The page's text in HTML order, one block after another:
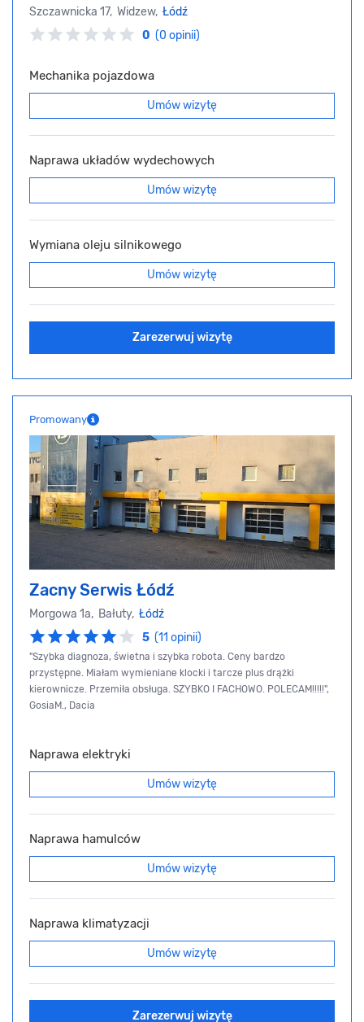
Szczawnicka 17, Widzew, Łódź
0 (0 opinii)
Mechanika pojazdowa
Umów wizytę
Naprawa układów wydechowych
Umów wizytę
Wymiana oleju silnikowego
Umów wizytę
Zarezerwuj wizytę
Promowany
Zacny Serwis Łódź
Morgowa 1a, Bałuty, Łódź
5 (11 opinii)
"Szybka diagnoza, świetna i szybka robota. Ceny bardzo
przystępne. Miałam wymieniane klocki i tarcze plus drążki
kierownicze. Przemiła obsługa. SZYBKO I FACHOWO. POLECAM!!!!!",
GosiaM., Dacia
Naprawa elektryki
Umów wizytę
Naprawa hamulców
Umów wizytę
Naprawa klimatyzacji
Umów wizytę
Zarezerwuj wizytę